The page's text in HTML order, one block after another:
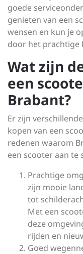
goede
genieten van een
wensen en kun je
door het prachtige
Wat zijn
een
Brabant?
Er zijn
kopen van een
redenen waarom
een scooter aan te
Prachtige
zijn mooie
tot
Met een
deze
rijden en
Goed